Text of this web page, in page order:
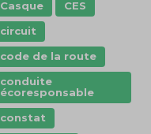
Casque
CES
circuit
code de la route
conduite
écoresponsable
constat